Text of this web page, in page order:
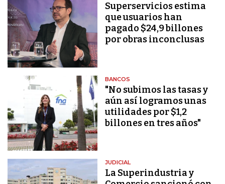
Superservicios estima
que usuarios han
pagado $24,9 billones
por obras inconclusas
BANCOS
"No subimos las tasas y
aún así logramos unas
utilidades por $1,2
billones en tres años"
JUDICIAL
La Superindustria y